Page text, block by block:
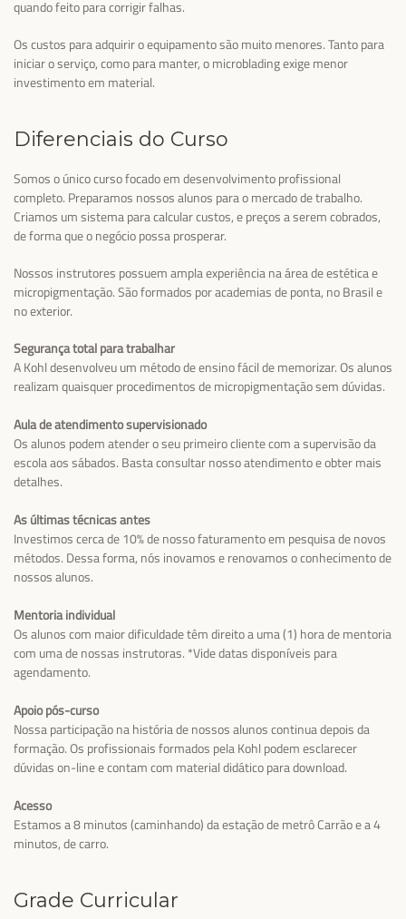
quando feito para corrigir falhas.
Os custos para adquirir o equipamento são muito menores. Tanto para
iniciar o serviço, como para manter, o microblading exige menor
investimento em material.
Diferenciais do Curso
Somos o único curso focado em desenvolvimento profissional
completo. Preparamos nossos alunos para o mercado de trabalho.
Criamos um sistema para calcular custos, e preços a serem cobrados,
de forma que o negócio possa prosperar.
Nossos instrutores possuem ampla experiência na área de estética e
micropigmentação. São formados por academias de ponta, no Brasil e
no exterior.
Segurança total para trabalhar
A Kohl desenvolveu um método de ensino fácil de memorizar. Os alunos
realizam quaisquer procedimentos de micropigmentação sem dúvidas.
Aula de atendimento supervisionado
Os alunos podem atender o seu primeiro cliente com a supervisão da
escola aos sábados. Basta consultar nosso atendimento e obter mais
detalhes.
As últimas técnicas antes
Investimos cerca de 10% de nosso faturamento em pesquisa de novos
métodos. Dessa forma, nós inovamos e renovamos o conhecimento de
nossos alunos.
Mentoria individual
Os alunos com maior dificuldade têm direito a uma (1) hora de mentoria
com uma de nossas instrutoras. *Vide datas disponíveis para
agendamento.
Apoio pós-curso
Nossa participação na história de nossos alunos continua depois da
formação. Os profissionais formados pela Kohl podem esclarecer
dúvidas on-line e contam com material didático para download.
Acesso
Estamos a 8 minutos (caminhando) da estação de metrô Carrão e a 4
minutos, de carro.
Grade Curricular